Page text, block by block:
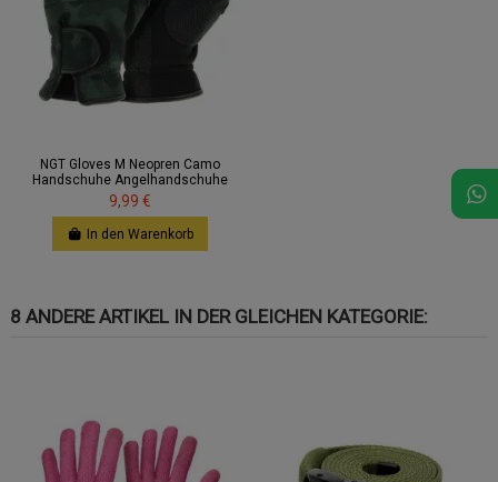
NGT Gloves M Neopren Camo
Handschuhe Angelhandschuhe
9,99 €
In den Warenkorb
8 ANDERE ARTIKEL IN DER GLEICHEN KATEGORIE: